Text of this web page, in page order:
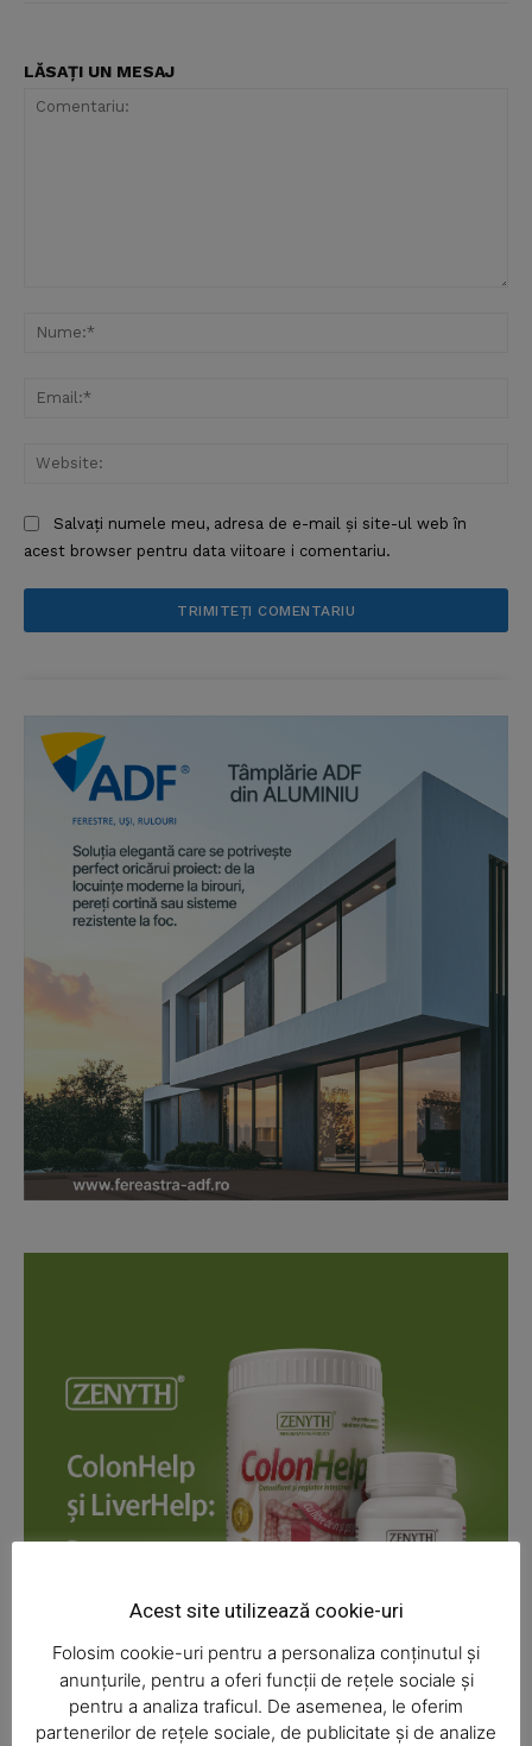
News Week
Magazine PRO
LĂSAȚI UN MESAJ
Salvați numele meu, adresa de e-mail și site-ul web în
acest browser pentru data viitoare i comentariu.
Acest site utilizează cookie-uri
Folosim cookie-uri pentru a personaliza conținutul și
anunțurile, pentru a oferi funcții de rețele sociale și
pentru a analiza traficul. De asemenea, le oferim
partenerilor de rețele sociale, de publicitate și de analize